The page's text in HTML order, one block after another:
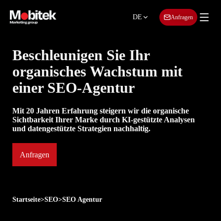
DE Anfragen
Beschleunigen Sie Ihr
organisches Wachstum mit
einer SEO-Agentur
Mit 20 Jahren Erfahrung steigern wir die organische
Sichtbarkeit Ihrer Marke durch KI-gestützte Analysen
und datengestützte Strategien nachhaltig.
Anfragen
Startseite>SEO>SEO Agentur